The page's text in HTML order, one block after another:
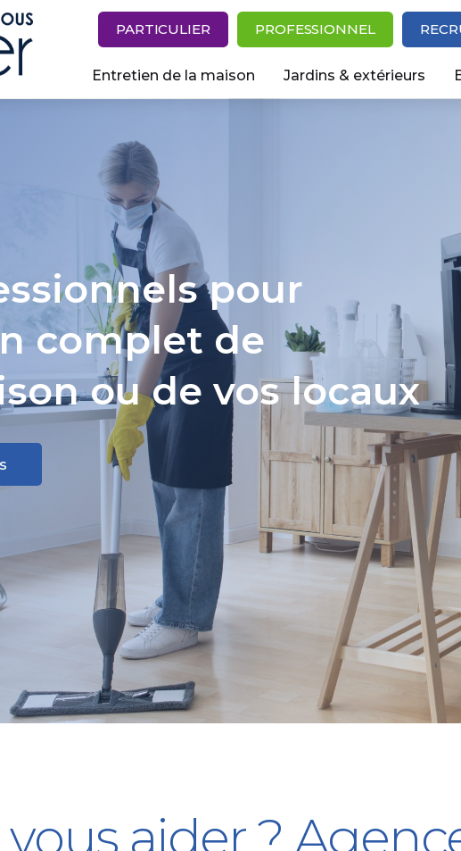
PARTICULIER PROFESSIONNEL
Entretien de la maison Jardins & extérieurs
pour
complet de
ou de vos locaux
vous aider ?